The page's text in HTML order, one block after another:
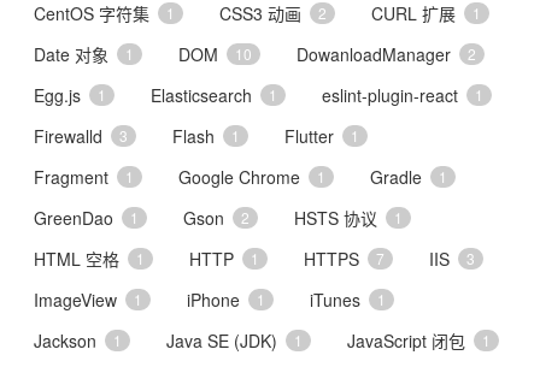
CentOS 字符集 1 CSS3 动画 2 CURL 扩展 1
Date 对象 1 DOM 10 DowanloadManager 2
Egg.js 1 Elasticsearch 1 eslint-plugin-react 1
Firewalld 3 Flash 1 Flutter 1
Fragment 1 Google Chrome 1 Gradle 1
GreenDao 1 Gson 2 HSTS 协议 1
HTML 空格 1 HTTP 1 HTTPS 7 IIS 3
ImageView 1 iPhone 1 iTunes 1
Jackson 1 Java SE (JDK) 1 JavaScript 闭包 1